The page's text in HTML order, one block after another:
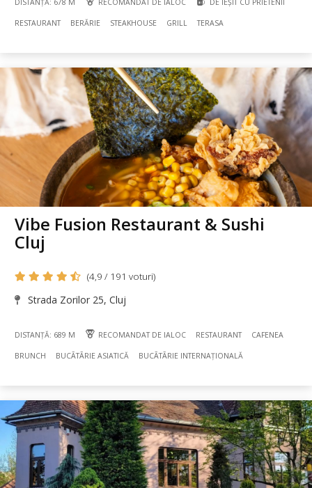
DISTANȚĂ: 678 M RECOMANDAT DE IALOC DE IEȘIT CU PRIETENII
RESTAURANT BERĂRIE STEAKHOUSE GRILL TERASA
Vibe Fusion Restaurant & Sushi
Cluj
(4,9 / 191 voturi)
Strada Zorilor 25, Cluj
DISTANȚĂ: 689 M RECOMANDAT DE IALOC RESTAURANT CAFENEA
BRUNCH BUCÃTÃRIE ASIATICĂ BUCÃTÃRIE INTERNAȚIONALĂ